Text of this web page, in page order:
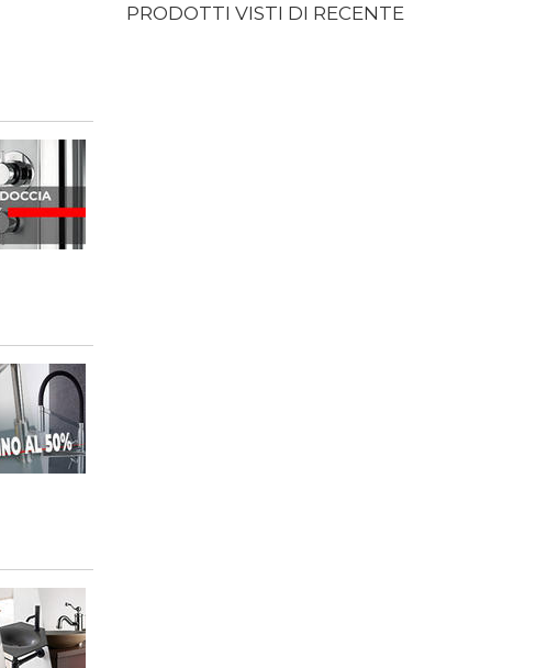
PRODOTTI VISTI DI RECENTE